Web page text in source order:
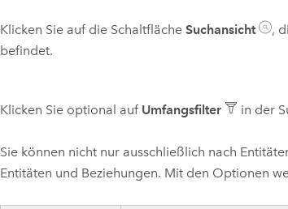
Klicken Sie auf die SchaltflächeSuchansicht
,
befindet.
Klicken Sie optional auf Umfangsfilter in der
Sie können nicht nur ausschließlich nach
Entitäten und Beziehungen. Mit den Optionen